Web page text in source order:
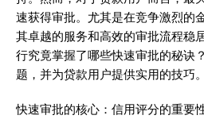
速获得审批。尤其是在竞争激烈的
其卓越的服务和高效的审批流程稳
行究竟掌握了哪些快速审批的秘诀
题，并为贷款用户提供实用的技巧。
快速审批的核心：信用评分的重要